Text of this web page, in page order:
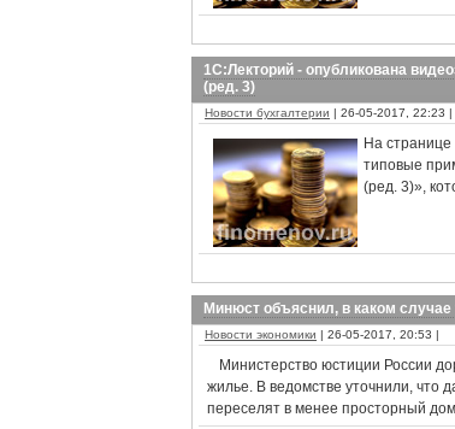
1С:Лекторий - опубликована
(ред. 3)
Новости бухгалтерии | 26-05-2017, 22:23 |
На
типовые
(ред. 3)»,
Минюст объяснил, в каком
Новости экономики | 26-05-2017, 20:53 |
Министерство юстиции России
жилье. В ведомстве уточнили, что
переселят в менее просторный